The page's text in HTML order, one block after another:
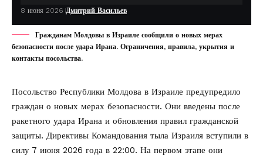
8 июня 2026 Дмитрий Васильев
Гражданам Молдовы в Израиле сообщили о новых мерах
безопасности после удара Ирана. Ограничения, правила, укрытия и
контакты посольства.
Посольство Республики Молдова в Израиле предупредило
граждан о новых мерах безопасности. Они введены после
ракетного удара Ирана и обновления правил гражданской
защиты. Директивы Командования тыла Израиля вступили в
силу 7 июня 2026 года в 22:00. На первом этапе они